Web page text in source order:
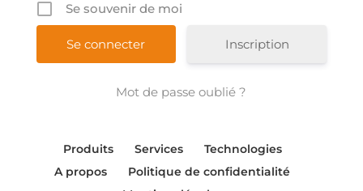
Se souvenir de moi
Inscription
Mot de passe oublié ?
Produits Services
Technologies
A propos
Politique de confidentialité